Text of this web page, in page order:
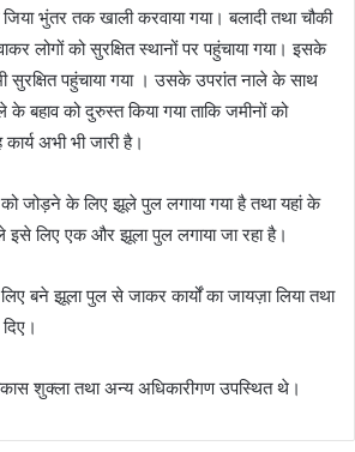
भुंतर तक खाली करवाया गया। बलादी तथा चौकी
लोगों को सुरक्षित स्थानों पर पहुंचाया गया। इसके
सुरक्षित पहुंचाया गया । उसके उपरांत नाले के साथ
के बहाव को दुरुस्त किया गया ताकि जमीनों को
अभी भी जारी है।
को जोड़ने के लिए झूले पुल लगाया गया है तथा यहां के
इसे लिए एक और झूला पुल लगाया जा रहा है।
बने झूला पुल से जाकर कार्यों का जायज़ा लिया तथा
शुक्ला तथा अन्य अधिकारीगण उपस्थित थे।